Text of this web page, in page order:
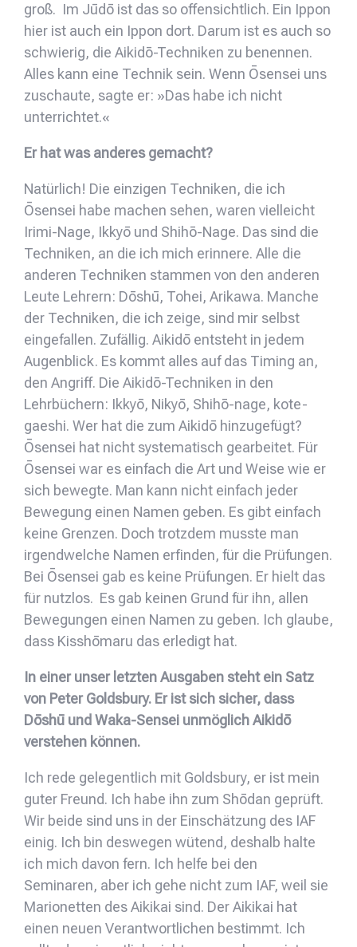
groß. Im Jūdō ist das so offensichtlich. Ein Ippon
hier ist auch ein Ippon dort. Darum ist es auch so
schwierig, die Aikidō-Techniken zu benennen.
Alles kann eine Technik sein. Wenn Ōsensei uns
zuschaute, sagte er: »Das habe ich nicht
unterrichtet.«
Er hat was anderes gemacht?
Natürlich! Die einzigen Techniken, die ich
Ōsensei habe machen sehen, waren vielleicht
Irimi-Nage, Ikkyō und Shihō-Nage. Das sind die
Techniken, an die ich mich erinnere. Alle die
anderen Techniken stammen von den anderen
Leute Lehrern: Dōshū, Tohei, Arikawa. Manche
der Techniken, die ich zeige, sind mir selbst
eingefallen. Zufällig. Aikidō entsteht in jedem
Augenblick. Es kommt alles auf das Timing an,
den Angriff. Die Aikidō-Techniken in den
Lehrbüchern: Ikkyō, Nikyō, Shihō-nage, kote-
gaeshi. Wer hat die zum Aikidō hinzugefügt?
Ōsensei hat nicht systematisch gearbeitet. Für
Ōsensei war es einfach die Art und Weise wie er
sich bewegte. Man kann nicht einfach jeder
Bewegung einen Namen geben. Es gibt einfach
keine Grenzen. Doch trotzdem musste man
irgendwelche Namen erfinden, für die Prüfungen.
Bei Ōsensei gab es keine Prüfungen. Er hielt das
für nutzlos. Es gab keinen Grund für ihn, allen
Bewegungen einen Namen zu geben. Ich glaube,
dass Kisshōmaru das erledigt hat.
In einer unser letzten Ausgaben steht ein Satz
von Peter Goldsbury. Er ist sich sicher, dass
Dōshū und Waka-Sensei unmöglich Aikidō
verstehen können.
Ich rede gelegentlich mit Goldsbury, er ist mein
guter Freund. Ich habe ihn zum Shōdan geprüft.
Wir beide sind uns in der Einschätzung des IAF
einig. Ich bin deswegen wütend, deshalb halte
ich mich davon fern. Ich helfe bei den
Seminaren, aber ich gehe nicht zum IAF, weil sie
Marionetten des Aikikai sind. Der Aikikai hat
einen neuen Verantwortlichen bestimmt. Ich